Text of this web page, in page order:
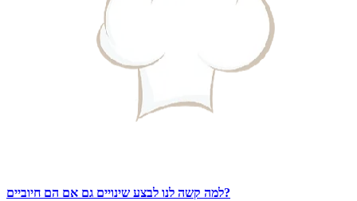
למה קשה לנו לבצע שינויים גם אם הם חיוביים?